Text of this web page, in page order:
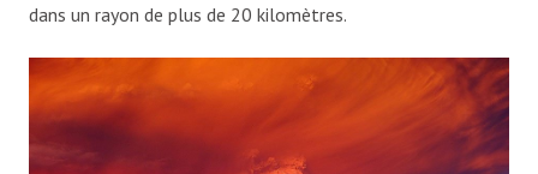
dans un rayon de plus de 20 kilomètres.